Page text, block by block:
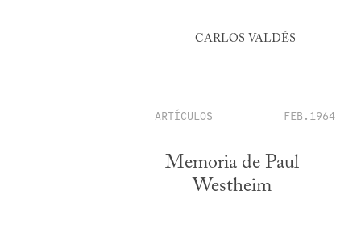
CARLOS VALDÉS
ARTÍCULOS FEB.1964
Memoria de Paul
Westheim